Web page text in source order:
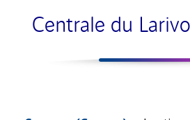
Centrale du